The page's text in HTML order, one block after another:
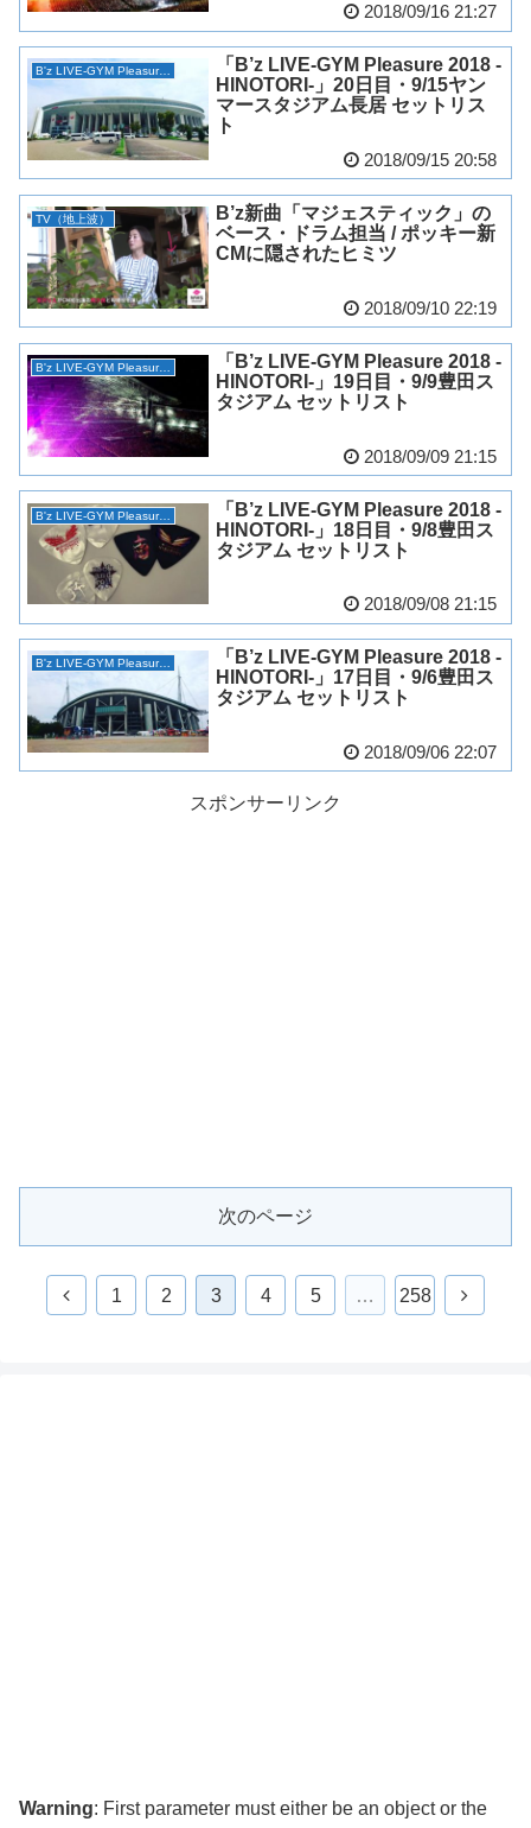
2018/09/16 21:27
B'z LIVE-GYM Pleasure 2018 -HINOTORI-
「B’z LIVE-GYM Pleasure 2018 -
HINOTORI-」20日目・9/15ヤン
マースタジアム長居 セットリス
ト
2018/09/15 20:58
TV（地上波）
B’z新曲「マジェスティック」の
ベース・ドラム担当 / ポッキー新
CMに隠されたヒミツ
2018/09/10 22:19
B'z LIVE-GYM Pleasure 2018 -HINOTORI-
「B’z LIVE-GYM Pleasure 2018 -
HINOTORI-」19日目・9/9豊田ス
タジアム セットリスト
2018/09/09 21:15
B'z LIVE-GYM Pleasure 2018 -HINOTORI-
「B’z LIVE-GYM Pleasure 2018 -
HINOTORI-」18日目・9/8豊田ス
タジアム セットリスト
2018/09/08 21:15
B'z LIVE-GYM Pleasure 2018 -HINOTORI-
「B’z LIVE-GYM Pleasure 2018 -
HINOTORI-」17日目・9/6豊田ス
タジアム セットリスト
2018/09/06 22:07
スポンサーリンク
次のページ
1 2 3 4 5 … 258
Warning: First parameter must either be an object or the